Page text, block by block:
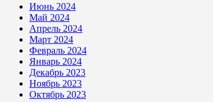
Июнь 2024
Май 2024
Апрель 2024
Март 2024
Февраль 2024
Январь 2024
Декабрь 2023
Ноябрь 2023
Октябрь 2023